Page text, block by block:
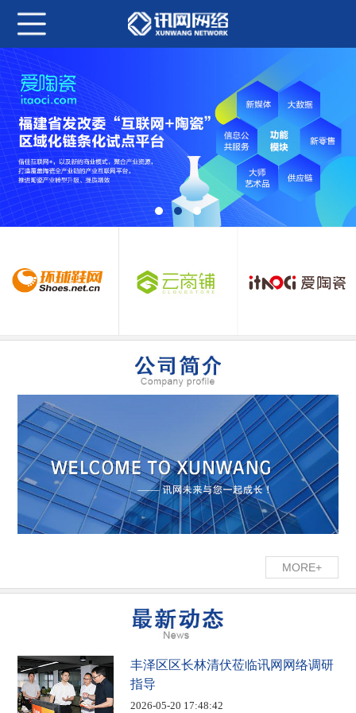
MORE+
丰泽区区长林清伏莅临讯网网络调研
指导
2026-05-20 17:48:42